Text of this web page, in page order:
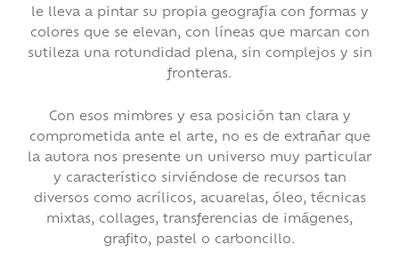
le lleva a pintar su propia geografía con formas y
colores que se elevan, con líneas que marcan con
sutileza una rotundidad plena, sin complejos y sin
fronteras.
Con esos mimbres y esa posición tan clara y
comprometida ante el arte, no es de extrañar que
la autora nos presente un universo muy particular
y característico sirviéndose de recursos tan
diversos como acrílicos, acuarelas, óleo, técnicas
mixtas, collages, transferencias de imágenes,
grafito, pastel o carboncillo.